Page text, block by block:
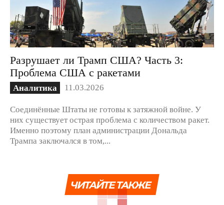
Разрушает ли Трамп США? Часть 3:
Проблема США с ракетами
Аналитика 11.03.2026
Соединённые Штаты не готовы к затяжной войне. У
них существует острая проблема с количеством ракет.
Именно поэтому план администрации Дональда
Трампа заключался в том,...
ЧИТАЙТЕ ТАКЖЕ